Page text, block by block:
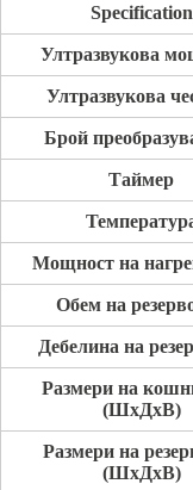
Specification
Ултразвукова
Ултразвукова
Брой
Таймер
Мощност на
Обем на
Дебелина на
Размери на
(ШxДxВ)
Размери на
(ШxДxВ)